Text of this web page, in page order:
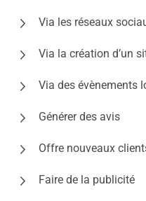
Via les réseaux
Via la création d’un
Via des évènements
Générer des avis
Offre nouveaux
Faire de la publicité